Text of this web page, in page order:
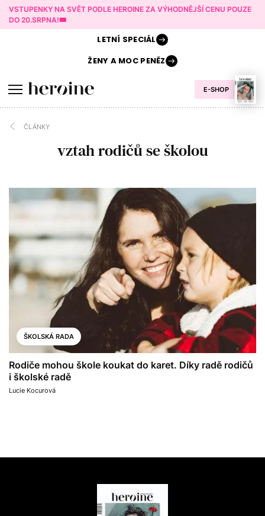
VSTUPENKY NA SVĚT PODLE HEROINE ZA VÝHODNĚJŠÍ CENU POUZE
DO 20.SRPNA!🎟️
E-SHOP
LETNÍ SPECIÁL
ŽENY AMOC PENĚZ
ČLÁNKY
vztah rodičů se školou
ŠKOLSKÁ RADA
Rodiče mohou škole koukat do karet. Díky radě rodičů
i školské radě
Lucie Kocurová